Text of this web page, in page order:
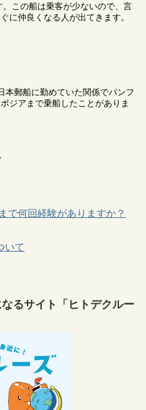
この船は乗客が少ないので、言
に仲良くなる人が出てきます。
本郵船に勤めていた関係でパンフ
ジアまで乗船したことがありま
で何回経験がありますか？
いて
るサイト「ヒトデクルー